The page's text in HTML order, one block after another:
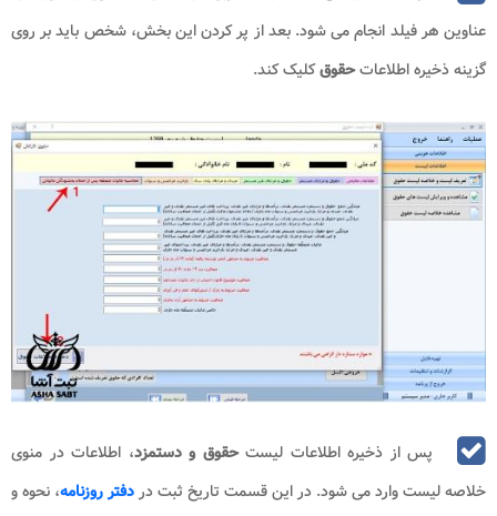
عناوین هر فیلد انجام می‌ شود. بعد از پر کردن این بخش، شخص باید بر روی
گزینه ذخیره اطلاعاتحقوقکلیک کند.
پس از ذخیره اطلاعات لیستحقوق و دستمزد، اطلاعات در منوی
خلاصه لیست وارد می شود. در این قسمت تاریخ ثبت دردفتر روزنامه، نحوه و